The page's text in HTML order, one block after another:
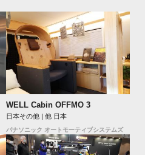
WELL Cabin OFFMO 3
日本その他 | 他 日本
パナソニック オートモーティブシステムズ